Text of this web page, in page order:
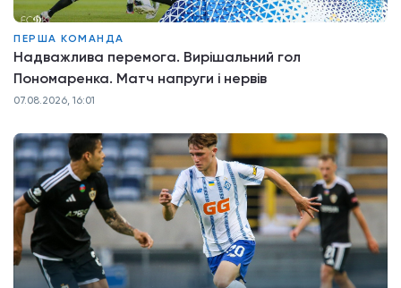
ПЕРША КОМАНДА
Надважлива перемога. Вирішальний гол
Пономаренка. Матч напруги і нервів
07.08.2026, 16:01